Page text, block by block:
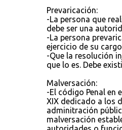
Prevaricación:
-La persona que
debe ser una
-La persona
ejercicio de su
-Que la resolución
que lo es. Debe
Malversación:
-El código Penal en
XIX dedicado a los
adminitración
malversación